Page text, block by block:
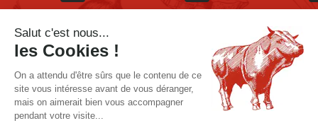
AVIS À PROPOS DU PRODUIT
Salut c'est nous...
les Cookies !
On a attendu d'être sûrs que le contenu de ce
site vous intéresse avant de vous déranger,
mais on aimerait bien vous accompagner
pendant votre visite...